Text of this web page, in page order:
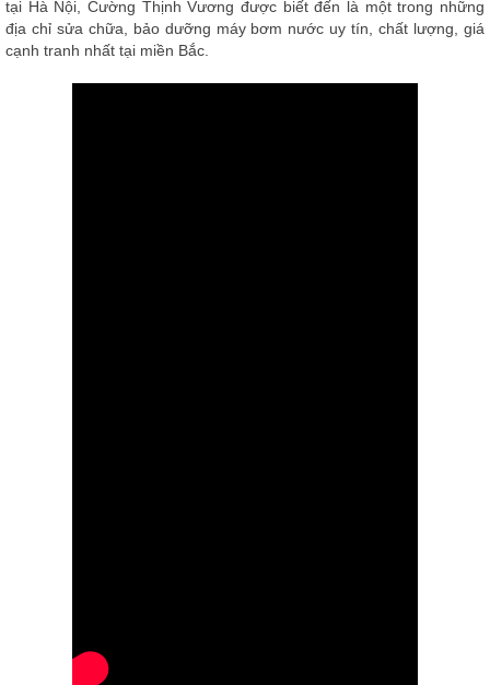
tại Hà Nội, Cường Thịnh Vương được biết đến là một trong những
địa chỉ sửa chữa, bảo dưỡng máy bơm nước uy tín, chất lượng, giá
cạnh tranh nhất tại miền Bắc.